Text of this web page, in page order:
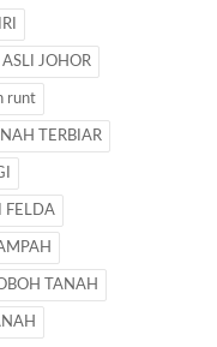
JOHOR
runt
TERBIAR
FELDA
TANAH